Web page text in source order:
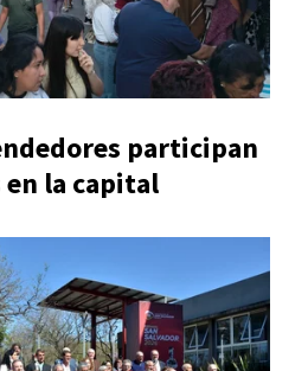
participan
en la capital